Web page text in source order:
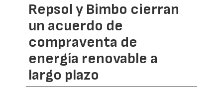
Repsol y Bimbo cierran
un acuerdo de
compraventa de
energía renovable a
largo plazo